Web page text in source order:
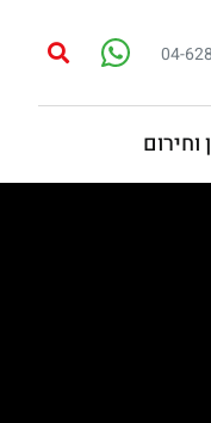
04-
וחירום